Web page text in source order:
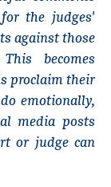
the judges'
against those
becomes
proclaim their
emotionally,
media posts
or judge can